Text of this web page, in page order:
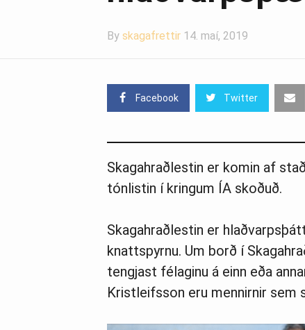
By skagafrettir 14. maí, 2019
Facebook Twitter
Skagahraðlestin er komin af
tónlistin í kringum ÍA skoðuð.
Skagahraðlestin er
knattspyrnu. Um borð í
tengjast félaginu á einn eða
Kristleifsson eru mennirnir sem